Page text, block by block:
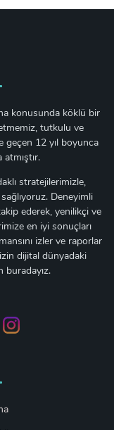
konusunda köklü bir
tutkulu ve
12 yıl boyunca
stratejilerimizle,
Deneyimli
ederek, yenilikçi ve
en iyi sonuçları
izler ve raporlar
dijital dünyadaki
buradayız.